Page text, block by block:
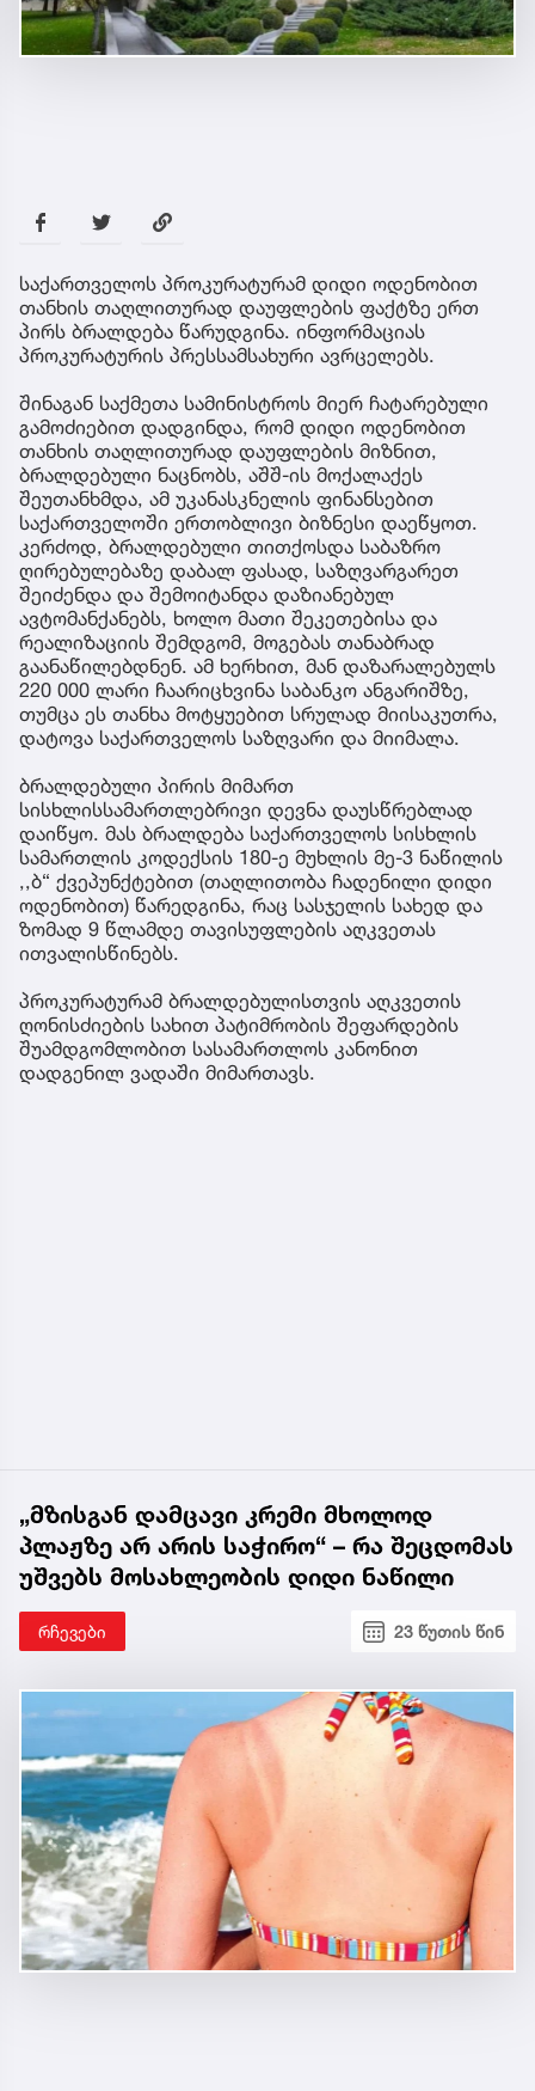
საქართველოს პროკურატურამ დიდი ოდენობით
თანხის თაღლითურად დაუფლების ფაქტზე ერთ
პირს ბრალდება წარუდგინა. ინფორმაციას
პროკურატურის პრესსამსახური ავრცელებს.
შინაგან საქმეთა სამინისტროს მიერ ჩატარებული
გამოძიებით დადგინდა, რომ დიდი ოდენობით
თანხის თაღლითურად დაუფლების მიზნით,
ბრალდებული ნაცნობს, აშშ-ის მოქალაქეს
შეუთანხმდა, ამ უკანასკნელის ფინანსებით
საქართველოში ერთობლივი ბიზნესი დაეწყოთ.
კერძოდ, ბრალდებული თითქოსდა საბაზრო
ღირებულებაზე დაბალ ფასად, საზღვარგარეთ
შეიძენდა და შემოიტანდა დაზიანებულ
ავტომანქანებს, ხოლო მათი შეკეთებისა და
რეალიზაციის შემდგომ, მოგებას თანაბრად
გაანაწილებდნენ. ამ ხერხით, მან დაზარალებულს
220 000 ლარი ჩაარიცხვინა საბანკო ანგარიშზე,
თუმცა ეს თანხა მოტყუებით სრულად მიისაკუთრა,
დატოვა საქართველოს საზღვარი და მიიმალა.
ბრალდებული პირის მიმართ
სისხლისსამართლებრივი დევნა დაუსწრებლად
დაიწყო. მას ბრალდება საქართველოს სისხლის
სამართლის კოდექსის 180-ე მუხლის მე-3 ნაწილის
,,ბ“ ქვეპუნქტებით (თაღლითობა ჩადენილი დიდი
ოდენობით) წარედგინა, რაც სასჯელის სახედ და
ზომად 9 წლამდე თავისუფლების აღკვეთას
ითვალისწინებს.
პროკურატურამ ბრალდებულისთვის აღკვეთის
ღონისძიების სახით პატიმრობის შეფარდების
შუამდგომლობით სასამართლოს კანონით
დადგენილ ვადაში მიმართავს.
„მზისგან დამცავი კრემი მხოლოდ
პლაჟზე არ არის საჭირო“ – რა შეცდომას
უშვებს მოსახლეობის დიდი ნაწილი
რჩევები 23 წუთის წინ